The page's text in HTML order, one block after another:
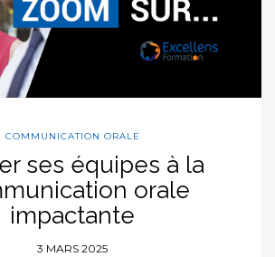
COMMUNICATION ORALE
ses équipes à la
orale
impactante
3 MARS 2025